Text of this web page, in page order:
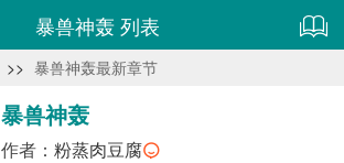
暴兽神轰 列表
>> 暴兽神轰最新章节
暴兽神轰
作者： 粉蒸肉豆腐